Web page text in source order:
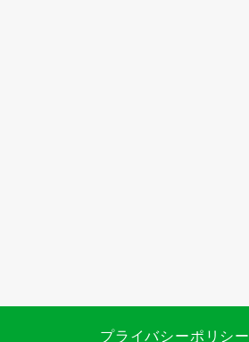
プライバシーポリシー